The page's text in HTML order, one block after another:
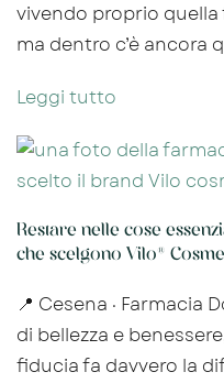
vivendo proprio
ma dentro c’è ancora
Leggi tutto
Restare nelle cose
che scelgono Vilo®
📍 Cesena · Farmacia
di bellezza e
fiducia fa davvero la